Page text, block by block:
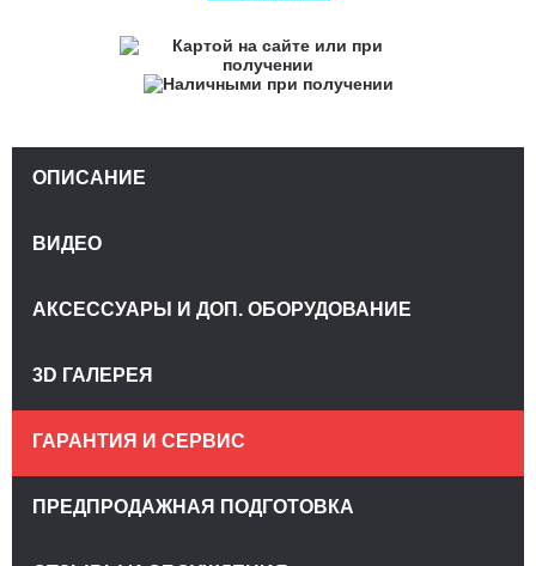
ОПИСАНИЕ
ВИДЕО
АКСЕССУАРЫ И ДОП. ОБОРУДОВАНИЕ
3D ГАЛЕРЕЯ
ГАРАНТИЯ И СЕРВИС
ПРЕДПРОДАЖНАЯ ПОДГОТОВКА